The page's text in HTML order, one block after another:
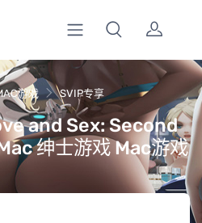
游戏 SVIP专享
and Sex: Second
绅士游戏 Mac游戏